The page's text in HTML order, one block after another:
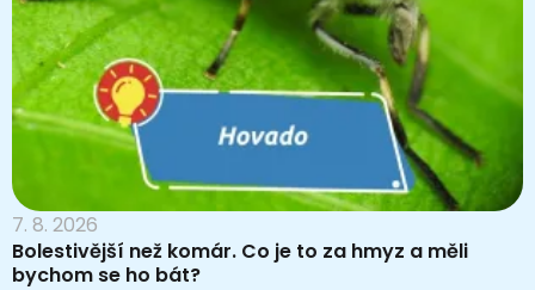
7. 8. 2026
Bolestivější než komár. Co je to za hmyz a měli
bychom se ho bát?